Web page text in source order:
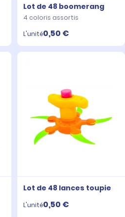
Lot de 48 boomerang
4 coloris assortis
L'unité0,50 €
Lot de 48 lances toupie
L'unité0,50 €